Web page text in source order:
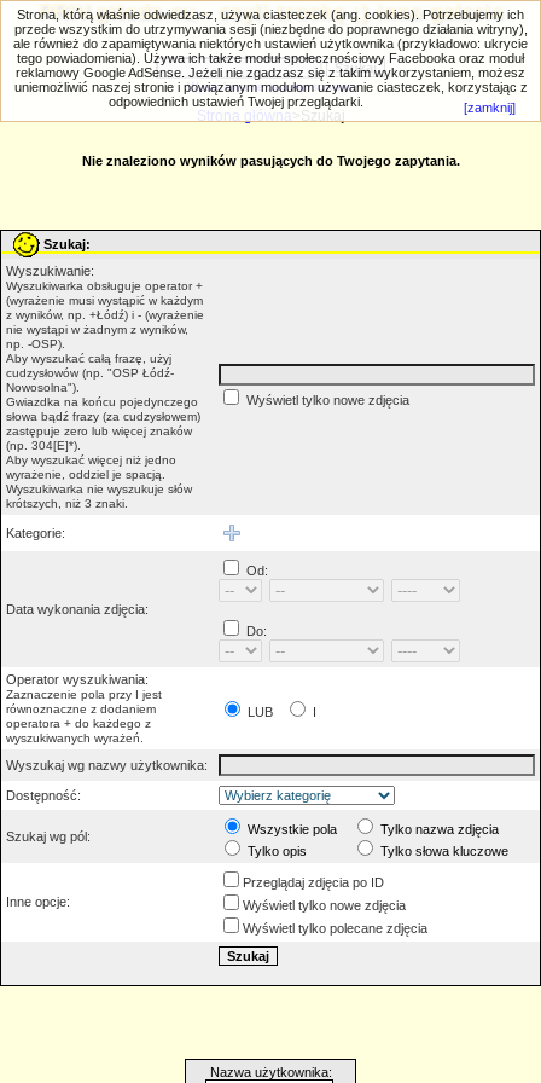
PRIV.gtlodz.eu - czyli trochę ;) inna galeria
Wyszukiwanie zaawansowane
Strona główna >Szukaj
Nie znaleziono wyników pasujących do Twojego zapytania.
Szukaj:
Wyszukiwanie:
Wyszukiwarka obsługuje operator +
(wyrażenie musi wystąpić w każdym
z wyników, np. +Łódź) i - (wyrażenie
nie wystąpi w żadnym z wyników,
np. -OSP).
Aby wyszukać całą frazę, użyj
cudzysłowów (np. "OSP Łódź-
Nowosolna").
Gwiazdka na końcu pojedynczego
słowa bądź frazy (za cudzysłowem)
zastępuje zero lub więcej znaków
(np. 304[E]*).
Aby wyszukać więcej niż jedno
wyrażenie, oddziel je spacją.
Wyszukiwarka nie wyszukuje słów
krótszych, niż 3 znaki.
Wyświetl tylko nowe zdjęcia
Kategorie:
Data wykonania zdjęcia:
Od:
Do:
Operator wyszukiwania:
Zaznaczenie pola przy I jest
równoznaczne z dodaniem
operatora + do każdego z
wyszukiwanych wyrażeń.
LUB I
Wyszukaj wg nazwy użytkownika:
Dostępność:
Szukaj wg pól: Wszystkie pola
Tylko nazwa zdjęcia
Tylko opis
Tylko słowa kluczowe
Inne opcje:
Przeglądaj zdjęcia po ID
Wyświetl tylko nowe zdjęcia
Wyświetl tylko polecane zdjęcia
Nazwa użytkownika:
Strona, którą właśnie odwiedzasz, używa ciasteczek (ang. cookies). Potrzebujemy ich
przede wszystkim do utrzymywania sesji (niezbędne do poprawnego działania witryny),
ale również do zapamiętywania niektórych ustawień użytkownika (przykładowo: ukrycie
tego powiadomienia). Używa ich także moduł społecznościowy Facebooka oraz moduł
reklamowy Google AdSense. Jeżeli nie zgadzasz się z takim wykorzystaniem, możesz
uniemożliwić naszej stronie i powiązanym modułom używanie ciasteczek, korzystając z
odpowiednich ustawień Twojej przeglądarki.
[zamknij]